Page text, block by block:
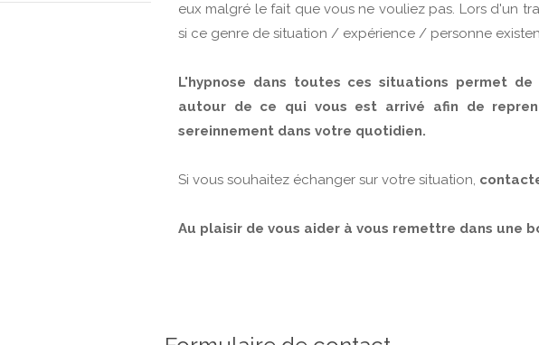
eux malgré le fait que vous ne vouliez pas. Lors d'un
si ce genre de situation / expérience / personne
L'hypnose dans toutes ces situations permet
autour de ce qui vous est arrivé afin de
sereinnement dans votre quotidien.
Si vous souhaitez échanger sur votre situation,
Au plaisir de vous aider à vous remettre dans une